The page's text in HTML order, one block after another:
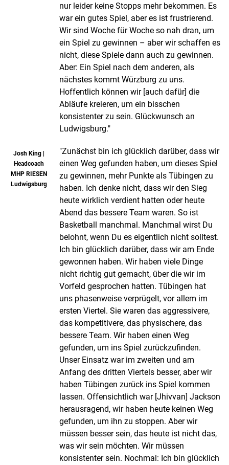
nur leider keine Stopps mehr bekommen. Es
war ein gutes Spiel, aber es ist frustrierend.
Wir sind Woche für Woche so nah dran, um
ein Spiel zu gewinnen – aber wir schaffen es
nicht, diese Spiele dann auch zu gewinnen.
Aber: Ein Spiel nach dem anderen, als
nächstes kommt Würzburg zu uns.
Hoffentlich können wir [auch dafür] die
Abläufe kreieren, um ein bisschen
konsistenter zu sein. Glückwunsch an
Ludwigsburg."
Josh King |
Headcoach
MHP RIESEN
Ludwigsburg
"Zunächst bin ich glücklich darüber, dass wir
einen Weg gefunden haben, um dieses Spiel
zu gewinnen, mehr Punkte als Tübingen zu
haben. Ich denke nicht, dass wir den Sieg
heute wirklich verdient hatten oder heute
Abend das bessere Team waren. So ist
Basketball manchmal. Manchmal wirst Du
belohnt, wenn Du es eigentlich nicht solltest.
Ich bin glücklich darüber, dass wir am Ende
gewonnen haben. Wir haben viele Dinge
nicht richtig gut gemacht, über die wir im
Vorfeld gesprochen hatten. Tübingen hat
uns phasenweise verprügelt, vor allem im
ersten Viertel. Sie waren das aggressivere,
das kompetitivere, das physischere, das
bessere Team. Wir haben einen Weg
gefunden, um ins Spiel zurückzufinden.
Unser Einsatz war im zweiten und am
Anfang des dritten Viertels besser, aber wir
haben Tübingen zurück ins Spiel kommen
lassen. Offensichtlich war [Jhivvan] Jackson
herausragend, wir haben heute keinen Weg
gefunden, um ihn zu stoppen. Aber wir
müssen besser sein, das heute ist nicht das,
was wir sein möchten. Wir müssen
konsistenter sein. Nochmal: Ich bin glücklich